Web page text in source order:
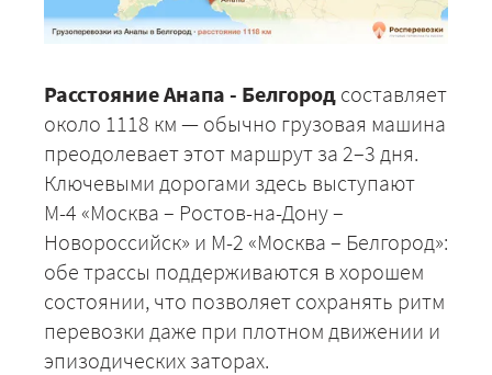
Расстояние Анапа - Белгород составляет
около 1118 км — обычно грузовая машина
преодолевает этот маршрут за 2–3 дня.
Ключевыми дорогами здесь выступают
М-4 «Москва – Ростов-на-Дону –
Новороссийск» и М-2 «Москва – Белгород»:
обе трассы поддерживаются в хорошем
состоянии, что позволяет сохранять ритм
перевозки даже при плотном движении и
эпизодических заторах.